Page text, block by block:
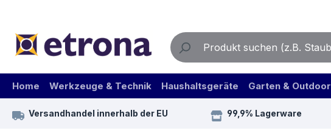
Home Werkzeuge & Technik Haushaltsgeräte Garten & Outdoor
Versandhandel innerhalb der EU 99,9% Lagerware